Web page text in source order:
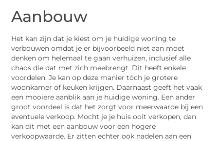
Aanbouw
Het kan zijn dat je kiest om je huidige woning te
verbouwen omdat je er bijvoorbeeld niet aan moet
denken om helemaal te gaan verhuizen, inclusief alle
chaos die dat met zich meebrengt. Dit heeft enkele
voordelen. Je kan op deze manier tóch je grotere
woonkamer of keuken krijgen. Daarnaast geeft het vaak
een mooiere aanblik aan je huidige woning. Een ander
groot voordeel is dat het zorgt voor meerwaarde bij een
eventuele verkoop. Mocht je je huis ooit verkopen, dan
kan dit met een aanbouw voor een hogere
verkoopwaarde. Er zitten echter ook nadelen aan een